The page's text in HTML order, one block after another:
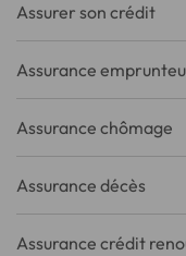
Assurer son crédit
Assurance
Assurance chômage
Assurance décès
Assurance crédit